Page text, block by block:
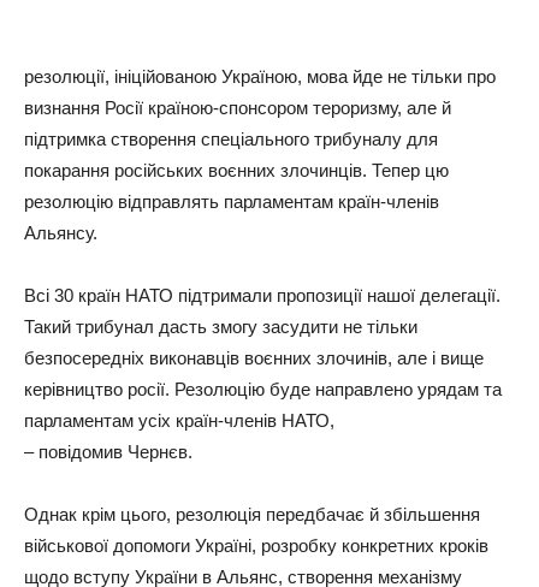
резолюції, ініційованою Україною, мова йде не тільки про
визнання Росії країною-спонсором тероризму, але й
підтримка створення спеціального трибуналу для
покарання російських воєнних злочинців. Тепер цю
резолюцію відправлять парламентам країн-членів
Альянсу.
Всі 30 країн НАТО підтримали пропозиції нашої делегації.
Такий трибунал дасть змогу засудити не тільки
безпосередніх виконавців воєнних злочинів, але і вище
керівництво росії. Резолюцію буде направлено урядам та
парламентам усіх країн-членів НАТО,
– повідомив Чернєв.
Однак крім цього, резолюція передбачає й збільшення
військової допомоги Україні, розробку конкретних кроків
щодо вступу України в Альянс, створення механізму